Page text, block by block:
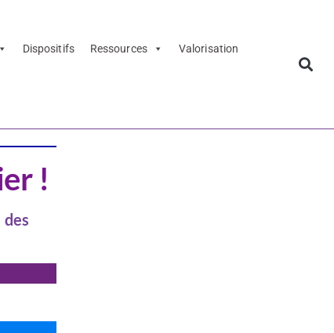
Dispositifs Ressources Valorisation
!